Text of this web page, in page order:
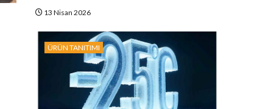
13 Nisan 2026
ÜRÜN TANITIMI